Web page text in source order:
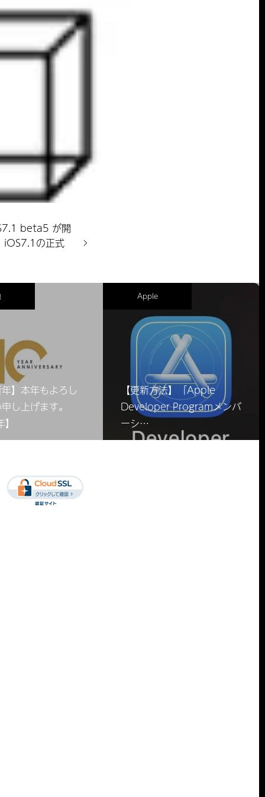
beta5 が開
の正式
年】本年もよろし
し上げます。
Apple
【更新方法】「Apple
Developer Programメンバ
ーシ…